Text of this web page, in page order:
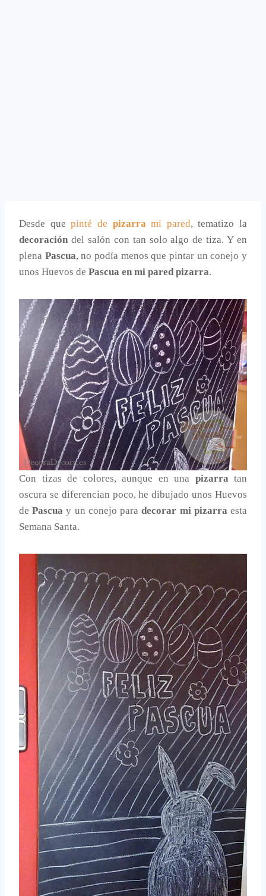
Desde quepinté de pizarrami pared, tematizo la
decoración del salón con tan solo algo de tiza. Y en
plena Pascua, no podía menos que pintar un conejo y
unos Huevos de Pascua en mi pared pizarra.
Con tizas de colores, aunque en una pizarra tan
oscura se diferencian poco, he dibujado unos Huevos
dePascua y un conejo paradecorar mi pizarra esta
Semana Santa.